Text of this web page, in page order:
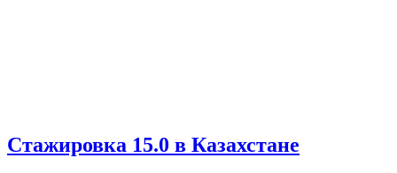
Стажировка 15.0 в Казахстане